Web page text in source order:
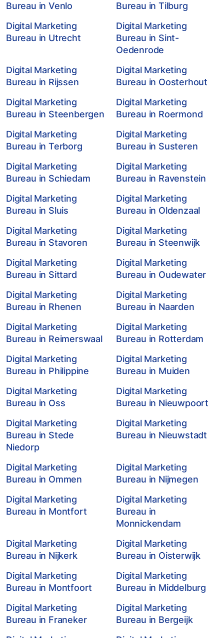
Bureau in Venlo
Bureau in Tilburg
Digital Marketing
Bureau in Utrecht
Digital Marketing
Bureau in Sint-
Oedenrode
Digital Marketing
Bureau in Rijssen
Digital Marketing
Bureau in Oosterhout
Digital Marketing
Bureau in Steenbergen
Digital Marketing
Bureau in Roermond
Digital Marketing
Bureau in Terborg
Digital Marketing
Bureau in Susteren
Digital Marketing
Bureau in Schiedam
Digital Marketing
Bureau in Ravenstein
Digital Marketing
Bureau in Sluis
Digital Marketing
Bureau in Oldenzaal
Digital Marketing
Bureau in Stavoren
Digital Marketing
Bureau in Steenwijk
Digital Marketing
Bureau in Sittard
Digital Marketing
Bureau in Oudewater
Digital Marketing
Bureau in Rhenen
Digital Marketing
Bureau in Naarden
Digital Marketing
Bureau in Reimerswaal
Digital Marketing
Bureau in Rotterdam
Digital Marketing
Bureau in Philippine
Digital Marketing
Bureau in Muiden
Digital Marketing
Bureau in Oss
Digital Marketing
Bureau in Nieuwpoort
Digital Marketing
Bureau in Stede
Niedorp
Digital Marketing
Bureau in Nieuwstadt
Digital Marketing
Bureau in Ommen
Digital Marketing
Bureau in Nijmegen
Digital Marketing
Bureau in Montfort
Digital Marketing
Bureau in
Monnickendam
Digital Marketing
Bureau in Nijkerk
Digital Marketing
Bureau in Oisterwijk
Digital Marketing
Bureau in Montfoort
Digital Marketing
Bureau in Middelburg
Digital Marketing
Bureau in Franeker
Digital Marketing
Bureau in Bergeijk